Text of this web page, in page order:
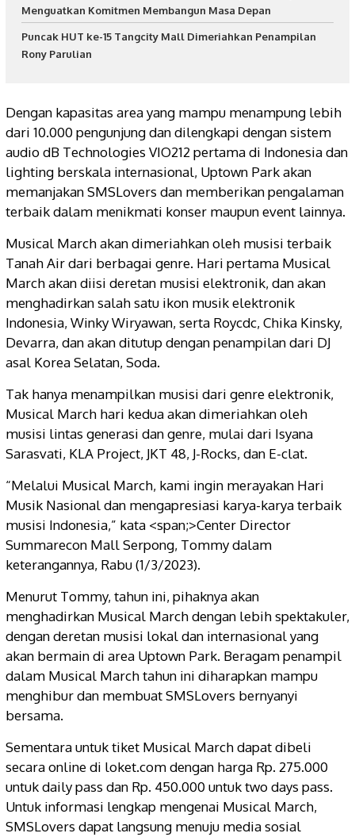
Menguatkan Komitmen Membangun Masa Depan
Puncak HUT ke-15 Tangcity Mall Dimeriahkan Penampilan
Rony Parulian
Dengan kapasitas area yang mampu menampung lebih
dari 10.000 pengunjung dan dilengkapi dengan sistem
audio dB Technologies VIO212 pertama di Indonesia dan
lighting berskala internasional, Uptown Park akan
memanjakan SMSLovers dan memberikan pengalaman
terbaik dalam menikmati konser maupun event lainnya.
Musical March akan dimeriahkan oleh musisi terbaik
Tanah Air dari berbagai genre. Hari pertama Musical
March akan diisi deretan musisi elektronik, dan akan
menghadirkan salah satu ikon musik elektronik
Indonesia, Winky Wiryawan, serta Roycdc, Chika Kinsky,
Devarra, dan akan ditutup dengan penampilan dari DJ
asal Korea Selatan, Soda.
Tak hanya menampilkan musisi dari genre elektronik,
Musical March hari kedua akan dimeriahkan oleh
musisi lintas generasi dan genre, mulai dari Isyana
Sarasvati, KLA Project, JKT 48, J-Rocks, dan E-clat.
“Melalui Musical March, kami ingin merayakan Hari
Musik Nasional dan mengapresiasi karya-karya terbaik
musisi Indonesia,” kata <span;>Center Director
Summarecon Mall Serpong, Tommy dalam
keterangannya, Rabu (1/3/2023).
Menurut Tommy, tahun ini, pihaknya akan
menghadirkan Musical March dengan lebih spektakuler,
dengan deretan musisi lokal dan internasional yang
akan bermain di area Uptown Park. Beragam penampil
dalam Musical March tahun ini diharapkan mampu
menghibur dan membuat SMSLovers bernyanyi
bersama.
Sementara untuk tiket Musical March dapat dibeli
secara online di loket.com dengan harga Rp. 275.000
untuk daily pass dan Rp. 450.000 untuk two days pass.
Untuk informasi lengkap mengenai Musical March,
SMSLovers dapat langsung menuju media sosial